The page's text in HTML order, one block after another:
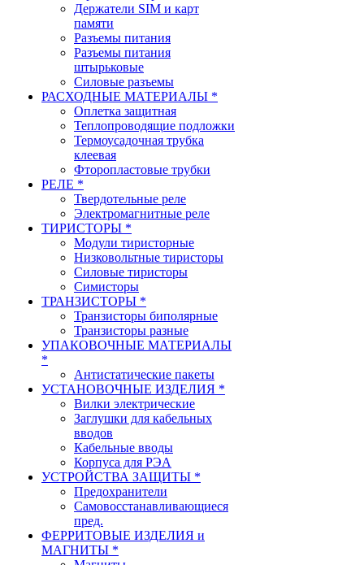
Держатели SIM и карт
памяти
Разъемы питания
Разъемы питания
штырьковые
Силовые разъемы
РАСХОДНЫЕ МАТЕРИАЛЫ *
Оплетка защитная
Теплопроводящие подложки
Термоусадочная трубка
клеевая
Фторопластовые трубки
РЕЛЕ *
Твердотельные реле
Электромагнитные реле
ТИРИСТОРЫ *
Модули тиристорные
Низковольтные тиристоры
Силовые тиристоры
Симисторы
ТРАНЗИСТОРЫ *
Транзисторы биполярные
Транзисторы разные
УПАКОВОЧНЫЕ МАТЕРИАЛЫ
*
Антистатические пакеты
УСТАНОВОЧНЫЕ ИЗДЕЛИЯ *
Вилки электрические
Заглушки для кабельных
вводов
Кабельные вводы
Корпуса для РЭА
УСТРОЙСТВА ЗАЩИТЫ *
Предохранители
Самовосстанавливающиеся
пред.
ФЕРРИТОВЫЕ ИЗДЕЛИЯ и
МАГНИТЫ *